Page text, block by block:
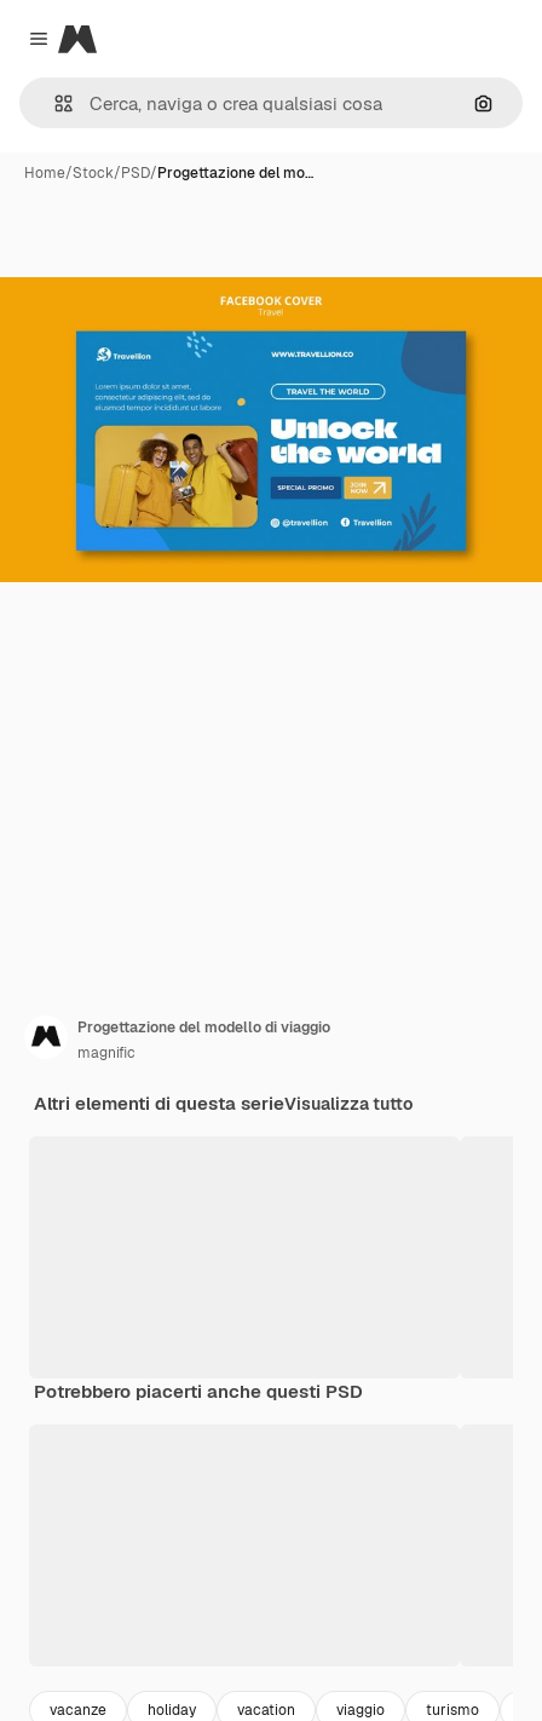
Close menu
Magnific
Cerca
Home/Stock/PSD/Progettazione del mo…
Progettazione del modello di viaggio
magnific
Altri elementi di questa serieVisualizza tutto
Potrebbero piacerti anche questi PSD
vacanze holiday vacation viaggio turismo